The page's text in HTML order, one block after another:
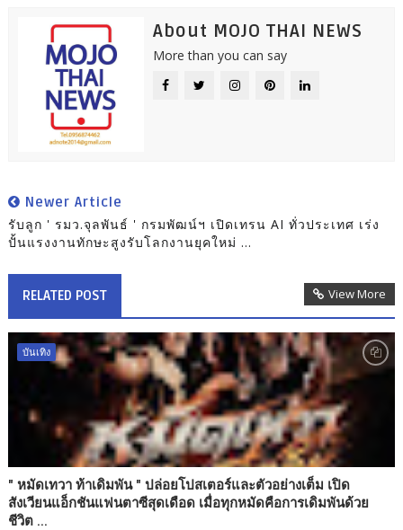
About MOJO THAI NEWS
More than you can say
Newer Article
รับลูก ' รมว.จุลพันธ์ ' กรมพัฒน์ฯ เปิดเทรน AI ทั่วประเทศ เร่ง
ปั้นแรงงานทักษะสูงรับโลกงานยุคใหม่ ...
RELATED POST View More
บันเทิง
" หมัดเทวา ท้าเดิมพัน " ปล่อยโปสเตอร์และตัวอย่างเต็ม เปิด
สังเวียนแอ็กชันแฟนตาซีสุดเดือด เมื่อทุกหมัดคือการเดิมพันด้วย
ชีวิต ...